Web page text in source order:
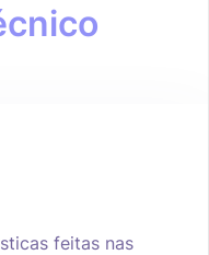
feitas nas